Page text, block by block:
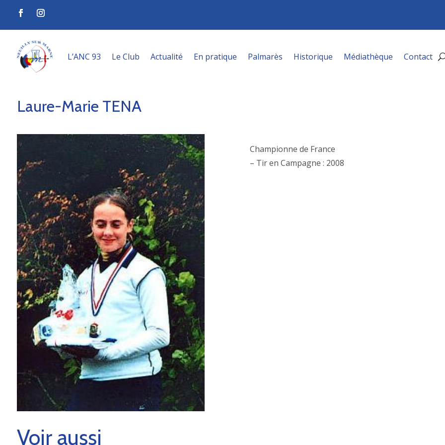
L’ANC 93 Le Club Actualité En pratique Palmarès Historique Médiathèque Contact
Laure-Marie TENA
Championne de France
– Tir en Campagne : 2008
Voir aussi